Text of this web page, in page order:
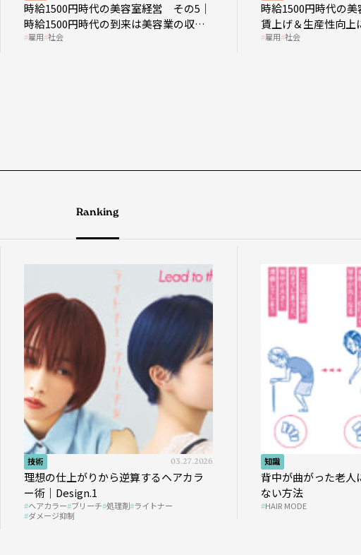
時給1500円時代の美容室経営 その5｜
時給1500円時代の到来は美容業の収益
構造を見直す契機
雇用 社会
時給1500円時代の
賃上げ＆生産性向上
成金活用
雇用 社会
Ranking
技術 03.27.2026
理想の仕上がりから逆算するヘアカラ
ー術｜Design.1
ヘアカラー ブリーチ 処理剤 ライトナー
ダメージ抑制
知識
背中が曲がった老人
ない方法
HAIR MODE